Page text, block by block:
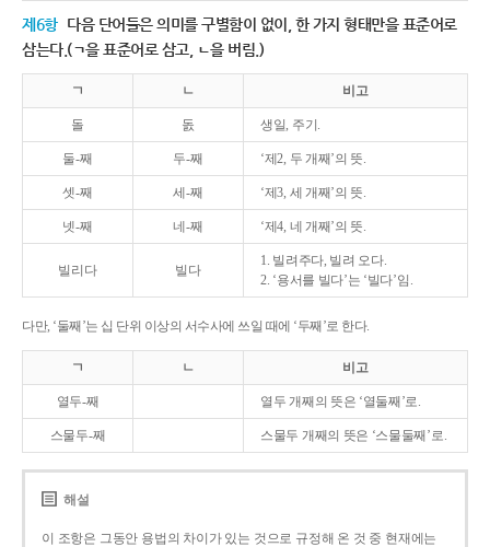
제6항 다음 단어들은 의미를 구별함이 없이, 한 가지 형태만을 표준어로
삼는다.(ㄱ을 표준어로 삼고, ㄴ을 버림.)
ㄱ ㄴ 비고
돌 돐 생일, 주기.
둘-째 두-째 ‘제2, 두 개째’의 뜻.
셋-째 세-째 ‘제3, 세 개째’의 뜻.
넷-째 네-째 ‘제4, 네 개째’의 뜻.
빌리다 빌다
1. 빌려주다, 빌려 오다.
2. ‘용서를 빌다’는 ‘빌다’임.
다만, ‘둘째’는 십 단위 이상의 서수사에 쓰일 때에 ‘두째’로 한다.
ㄱ ㄴ 비고
열두-째 열두 개째의 뜻은 ‘열둘째’로.
스물두-째 스물두 개째의 뜻은 ‘스물둘째’로.
해설
이 조항은 그동안 용법의 차이가 있는 것으로 규정해 온 것 중 현재에는